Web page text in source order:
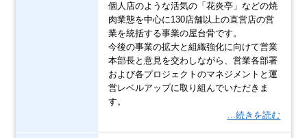
個人店のような活気の「花炎亭」などの焼
肉業態を中心に130店舗以上の直営店の営
業を統括する事業の屋台骨です。
今後の事業の拡大と組織強化に向けて営業
本部長と意見を交わしながら、営業各部署
および各プロジェクトのマネジメントと運
営レベルアップに取り組んでいただきま
す。
…続きを読む